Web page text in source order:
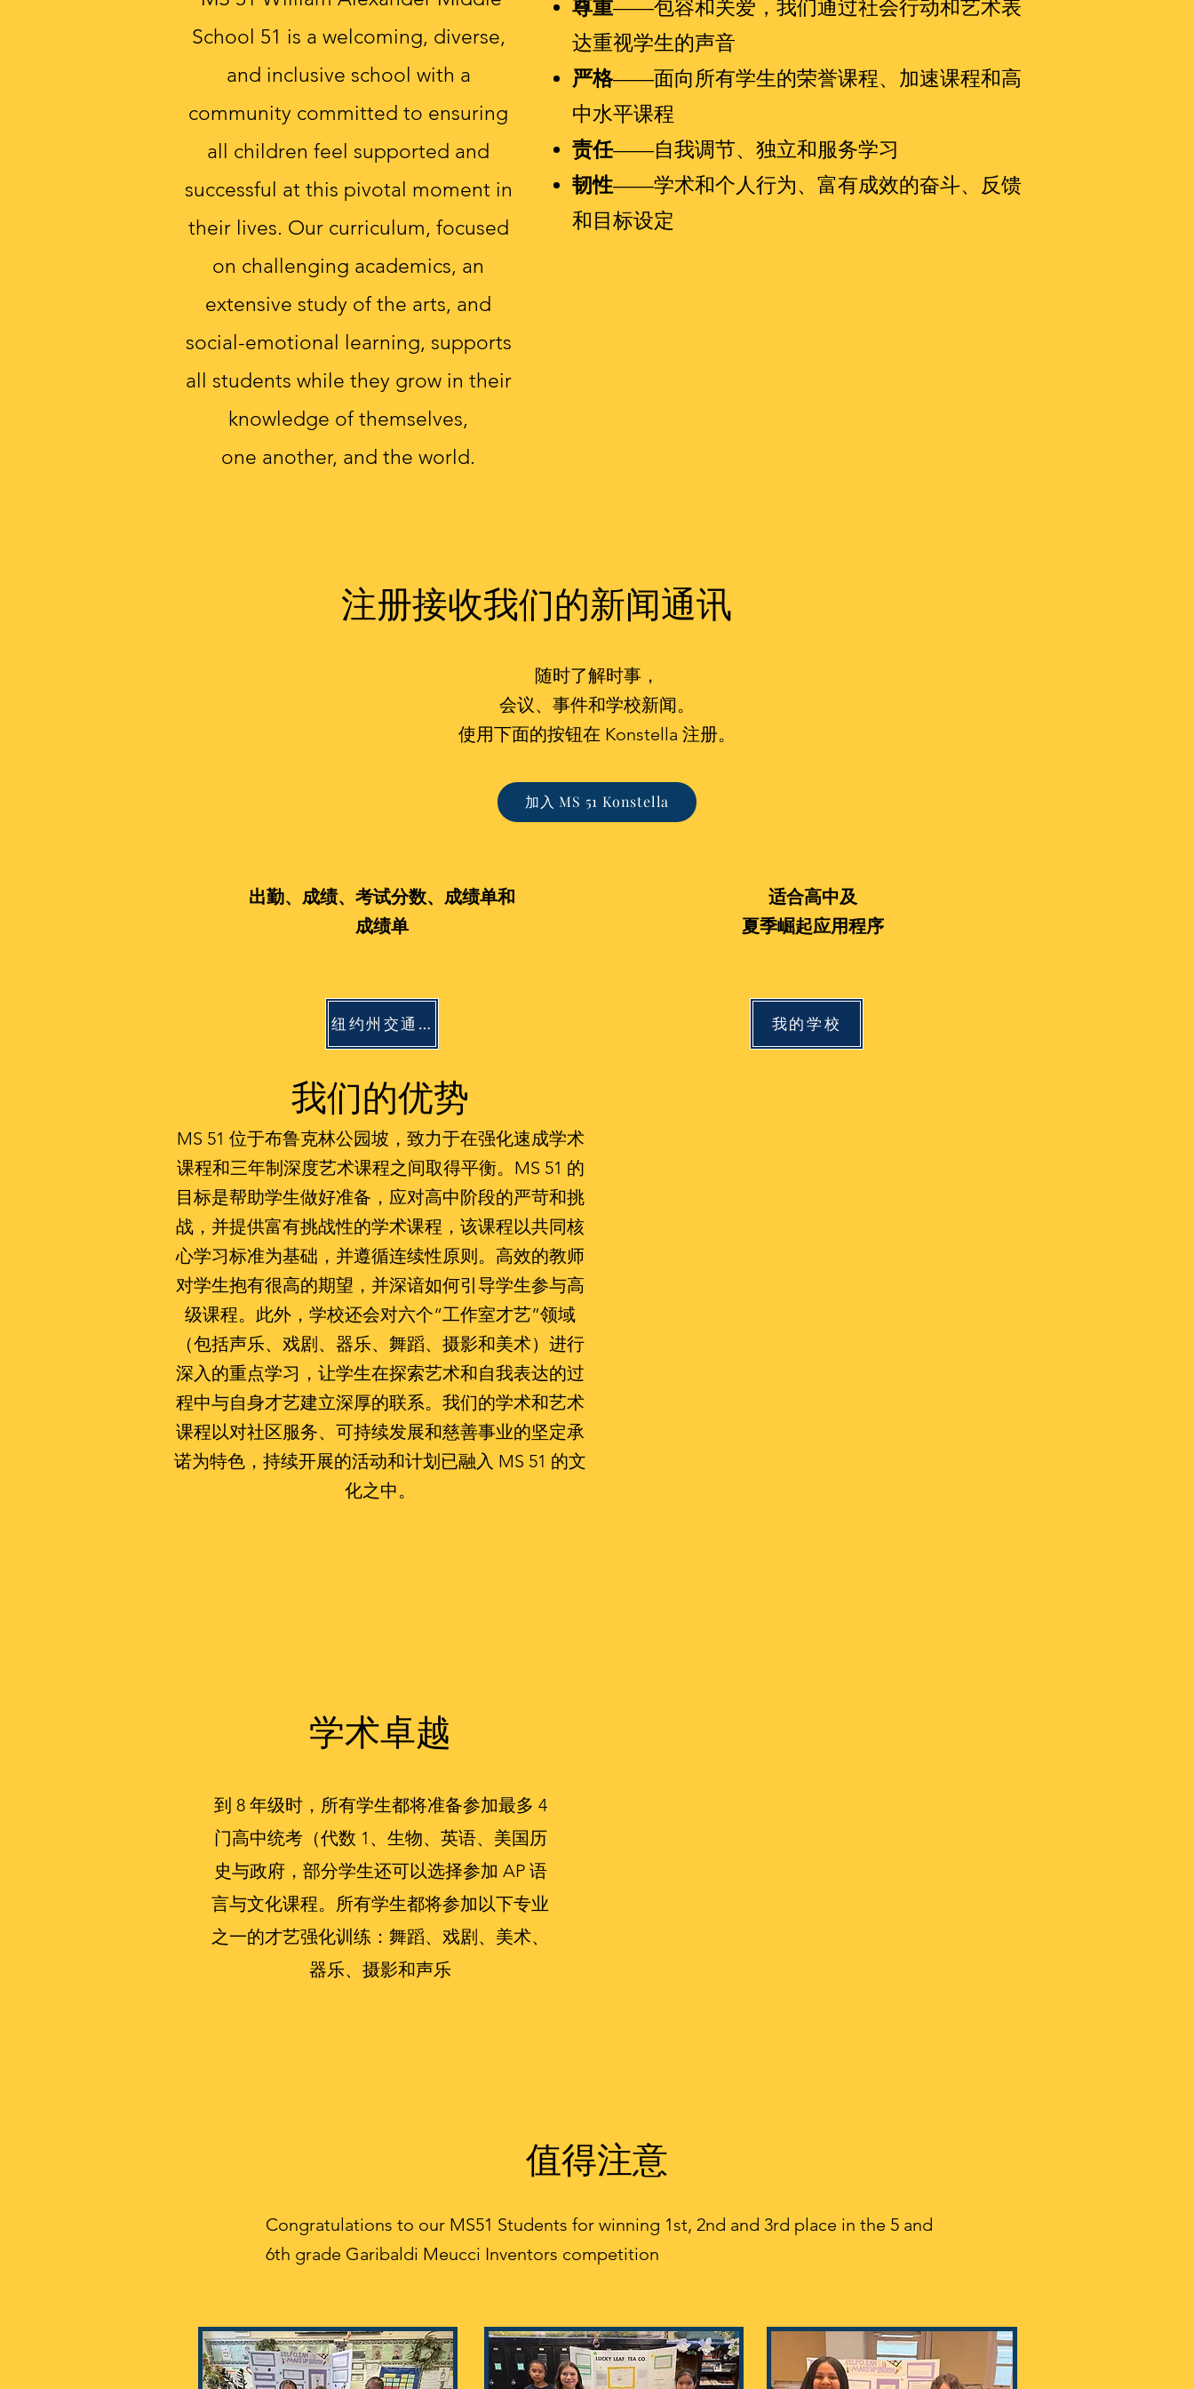
School 51 is a welcoming, diverse,
and inclusive school with a
community committed to ensuring
all children feel supported and
successful at this pivotal moment in
their lives. Our curriculum, focused
on challenging academics, an
extensive study of the arts, and
social-emotional learning, supports
all students while they grow in their
knowledge of themselves,
one another, and the world.
尊重——包容和关爱，我们通过社会行动和艺术表
达重视学生的声音
严格——面向所有学生的荣誉课程、加速课程和高
中水平课程
责任——自我调节、独立和服务学习
韧性——学术和个人行为、富有成效的奋斗、反馈
和目标设定
注册接收我们的新闻通讯
随时了解时事，
会议、事件和学校新闻。
使用下面的按钮在 Konstella 注册。
加入 MS 51 Konstella
出勤、成绩、考试分数、成绩单和
成绩单
纽约州交通管理局
适合高中及
夏季崛起应用程序
我的学校
我们的优势
MS 51 位于布鲁克林公园坡，致力于在强化速成学术
课程和三年制深度艺术课程之间取得平衡。MS 51 的
目标是帮助学生做好准备，应对高中阶段的严苛和挑
战，并提供富有挑战性的学术课程，该课程以共同核
心学习标准为基础，并遵循连续性原则。高效的教师
对学生抱有很高的期望，并深谙如何引导学生参与高
级课程。此外，学校还会对六个“工作室才艺”领域
（包括声乐、戏剧、器乐、舞蹈、摄影和美术）进行
深入的重点学习，让学生在探索艺术和自我表达的过
程中与自身才艺建立深厚的联系。我们的学术和艺术
课程以对社区服务、可持续发展和慈善事业的坚定承
诺为特色，持续开展的活动和计划已融入 MS 51 的文
化之中。
学术卓越
到 8 年级时，所有学生都将准备参加最多 4
门高中统考（代数 1、生物、英语、美国历
史与政府，部分学生还可以选择参加 AP 语
言与文化课程。所有学生都将参加以下专业
之一的才艺强化训练：舞蹈、戏剧、美术、
器乐、摄影和声乐
值得注意
Congratulations to our MS51 Students for winning 1st, 2nd and 3rd place in the 5 and
6th grade Garibaldi Meucci Inventors competition